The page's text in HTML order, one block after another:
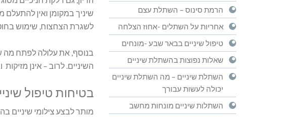
שיניך במקומן ואין
לשגרת הצחצוח, שימוש בחוט
בנוסף, את עלולה לפתח מה
השיניים. לרוב – אינן
בטיחות טיפול
מותר לבצע צילומי שיניים
הרמת סינוס – השתלת עצם
אחריות על השתלים -אחוז הצלחה
טיפול שיניים בבאר שבע -מונחים
שאלות נפוצות בהשתלת שיניים
השתלת שיניים – מה השתלת שיניים
יכולה לעשות עבורך
השתלות שיניים מונחות מחשב